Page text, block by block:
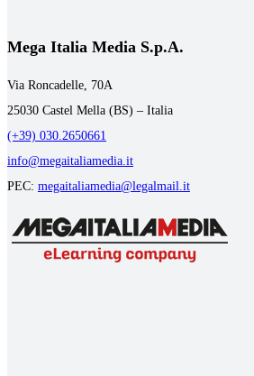
Mega Italia Media S.p.A.
Via Roncadelle, 70A
25030 Castel Mella (BS) – Italia
(+39) 030.2650661
info@megaitaliamedia.it
PEC: megaitaliamedia@legalmail.it